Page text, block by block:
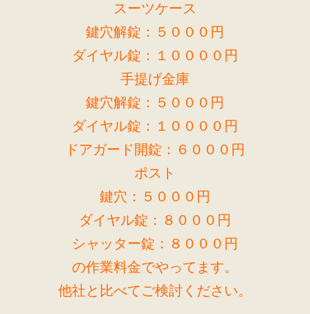
スーツケース
鍵穴解錠：５０００円
ダイヤル錠：１００００円
手提げ金庫
鍵穴解錠：５０００円
ダイヤル錠：１００００円
ドアガード開錠：６０００円
ポスト
鍵穴：５０００円
ダイヤル錠：８０００円
シャッター錠：８０００円
の作業料金でやってます。
他社と比べてご検討ください。